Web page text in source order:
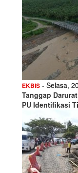
EKBIS - Selasa,
Tanggap
PU Identifikasi